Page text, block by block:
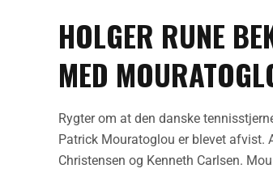
HOLGER RUNE
MED
Rygter om at den danske
Patrick Mouratoglou er blevet afvist.
Christensen og Kenneth Carlsen.